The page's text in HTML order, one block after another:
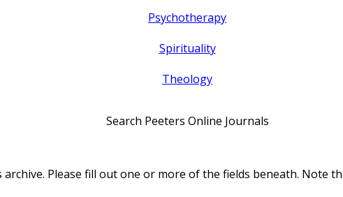
Psychotherapy
Spirituality
Theology
Search Peeters Online Journals
Please fill out one or more of the fields beneath. Note